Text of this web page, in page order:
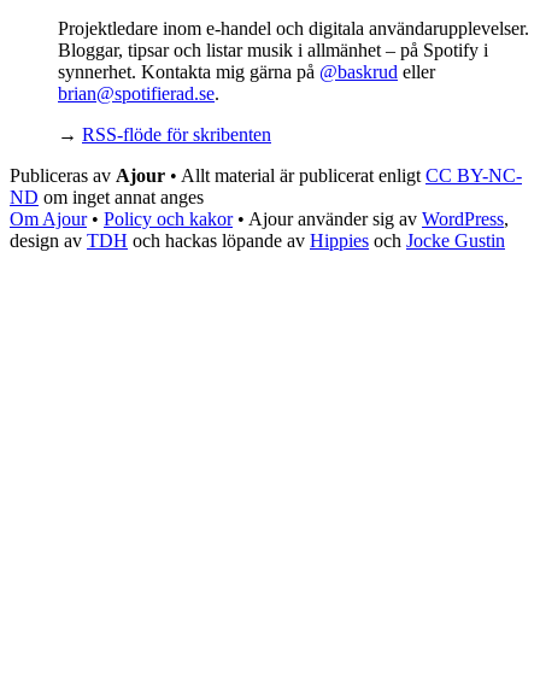
Projektledare inom e-handel och digitala användarupplevelser.
Bloggar, tipsar och listar musik i allmänhet – på Spotify i
synnerhet. Kontakta mig gärna på @baskrud eller
brian@spotifierad.se.
→ RSS-flöde för skribenten
Publiceras av Ajour • Allt material är publicerat enligt CC BY-NC-
ND om inget annat anges
Om Ajour• Policy och kakor• Ajour använder sig av WordPress,
design av TDH och hackas löpande av Hippies och Jocke Gustin